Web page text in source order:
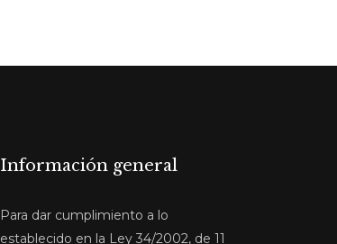
Información general
Para dar cumplimiento a lo
establecido en la Ley 34/2002, de 11